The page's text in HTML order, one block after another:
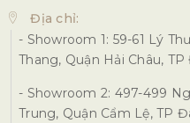
Địa chỉ:
- Showroom 1: 59-61 Lý
Thang, Quận Hải Châu,
- Showroom 2: 497-499
Trung, Quận Cẩm Lệ, TP